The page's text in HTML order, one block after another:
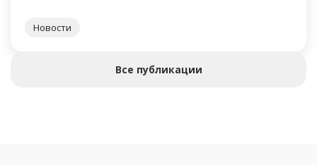
Новости
Все публикации